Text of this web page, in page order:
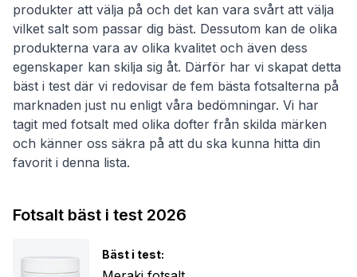
produkter att välja på och det kan vara svårt att välja
vilket salt som passar dig bäst. Dessutom kan de olika
produkterna vara av olika kvalitet och även dess
egenskaper kan skilja sig åt. Därför har vi skapat detta
bäst i test där vi redovisar de fem bästa fotsalterna på
marknaden just nu enligt våra bedömningar. Vi har
tagit med fotsalt med olika dofter från skilda märken
och känner oss säkra på att du ska kunna hitta din
favorit i denna lista.
Fotsalt bäst i test 2026
Bäst i test: